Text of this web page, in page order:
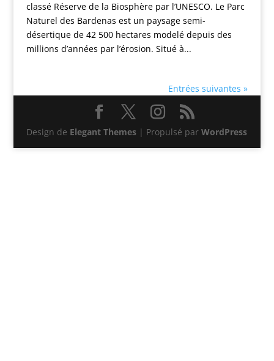
classé Réserve de la Biosphère par l’UNESCO. Le Parc
Naturel des Bardenas est un paysage semi-
désertique de 42 500 hectares modelé depuis des
millions d’années par l’érosion. Situé à...
Entrées suivantes »
Design de Elegant Themes | Propulsé parWordPress